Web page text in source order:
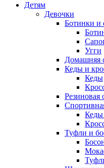
Детям
Девочки
Ботинки и
Угги
Домашняя
Кеды и
Кеды
Резиновая
Кеды
Туфли и